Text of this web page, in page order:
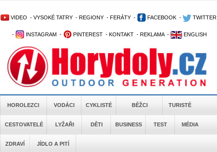
VIDEO - VYSOKÉ TATRY - REGIONY - FERÁTY - FACEBOOK - TWITTER
- INSTAGRAM - PINTEREST - KONTAKT - REKLAMA - ENGLISH
HOROLEZCI VODÁCI CYKLISTÉ BĚŽCI TURISTÉ
CESTOVATELÉ LYŽAŘI DĚTI BUSINESS TEST MÉDIA
ZDRAVÍ JÍDLO A PITÍ